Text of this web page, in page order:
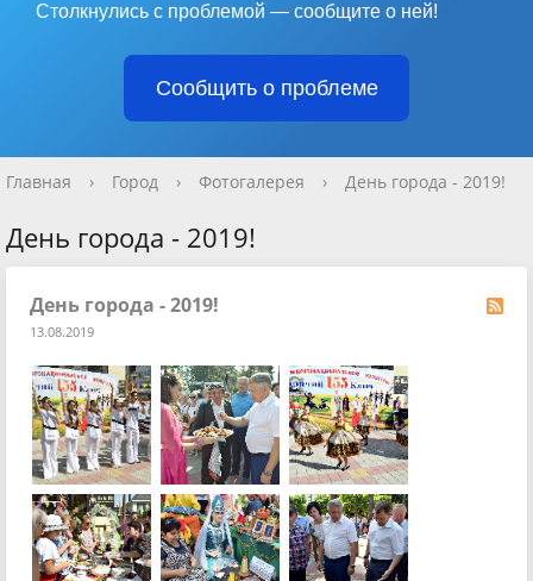
Столкнулись с проблемой — сообщите о ней!
Сообщить о проблеме
Главная › Город › Фотогалерея › День города - 2019!
День города - 2019!
День города - 2019!
13.08.2019